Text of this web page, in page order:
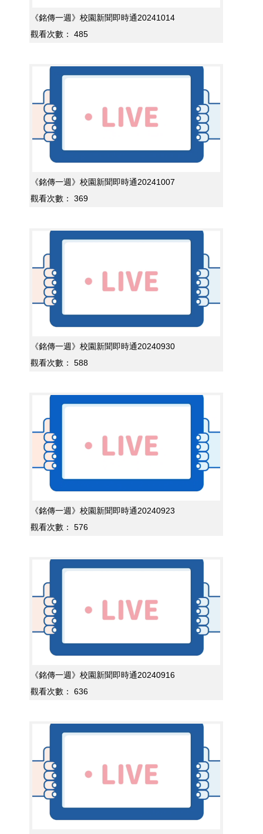
《銘傳一週》校園新聞即時通20241014
觀看次數：
485
《銘傳一週》校園新聞即時通20241007
觀看次數：
369
《銘傳一週》校園新聞即時通20240930
觀看次數：
588
《銘傳一週》校園新聞即時通20240923
觀看次數：
576
《銘傳一週》校園新聞即時通20240916
觀看次數：
636